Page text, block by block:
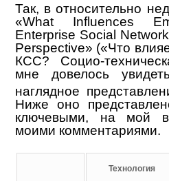
Так, в относительно
«What Influences
Enterprise Social
Perspective» («Что
КСС? Социо-
мне довелось
наглядное
Ниже оно
ключевыми, на мой
моими комментариями.
Технология